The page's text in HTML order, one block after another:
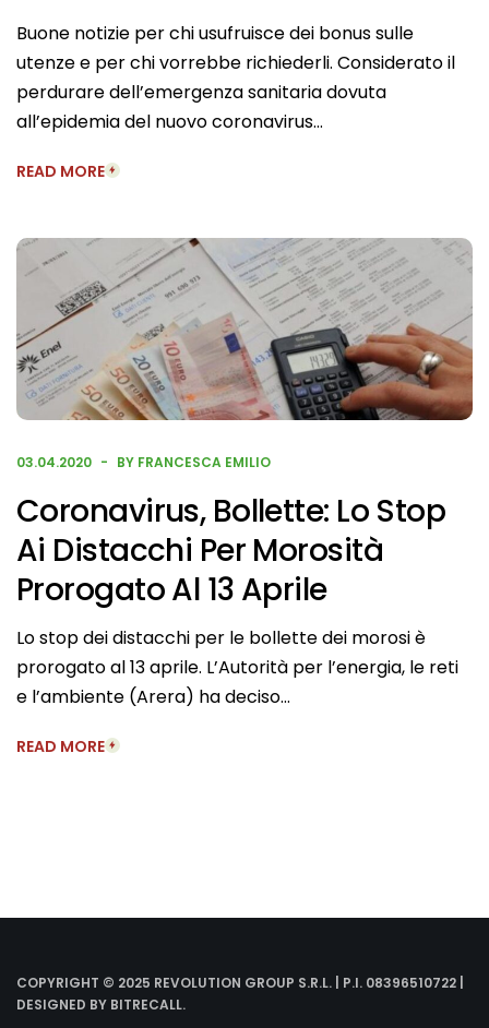
Buone notizie per chi usufruisce dei bonus sulle
utenze e per chi vorrebbe richiederli. Considerato il
perdurare dell’emergenza sanitaria dovuta
all’epidemia del nuovo coronavirus…
READ MORE
03.04.2020 BY FRANCESCA EMILIO
Coronavirus, Bollette: Lo Stop
Ai Distacchi Per Morosità
Prorogato Al 13 Aprile
Lo stop dei distacchi per le bollette dei morosi è
prorogato al 13 aprile. L’Autorità per l’energia, le reti
e l’ambiente (Arera) ha deciso…
READ MORE
COPYRIGHT © 2025 REVOLUTION GROUP S.R.L. | P.I. 08396510722 |
DESIGNED BY BITRECALL.